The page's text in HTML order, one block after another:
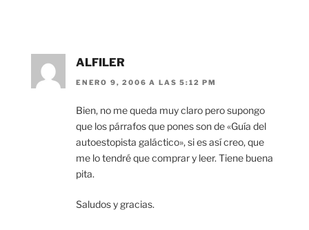
ALFILER
ENERO 9, 2006 A LAS 5:12 PM
Bien, no me queda muy claro pero supongo
que los párrafos que pones son de «Guía del
autoestopista galáctico», si es así creo, que
me lo tendré que comprar y leer. Tiene buena
pita.
Saludos y gracias.